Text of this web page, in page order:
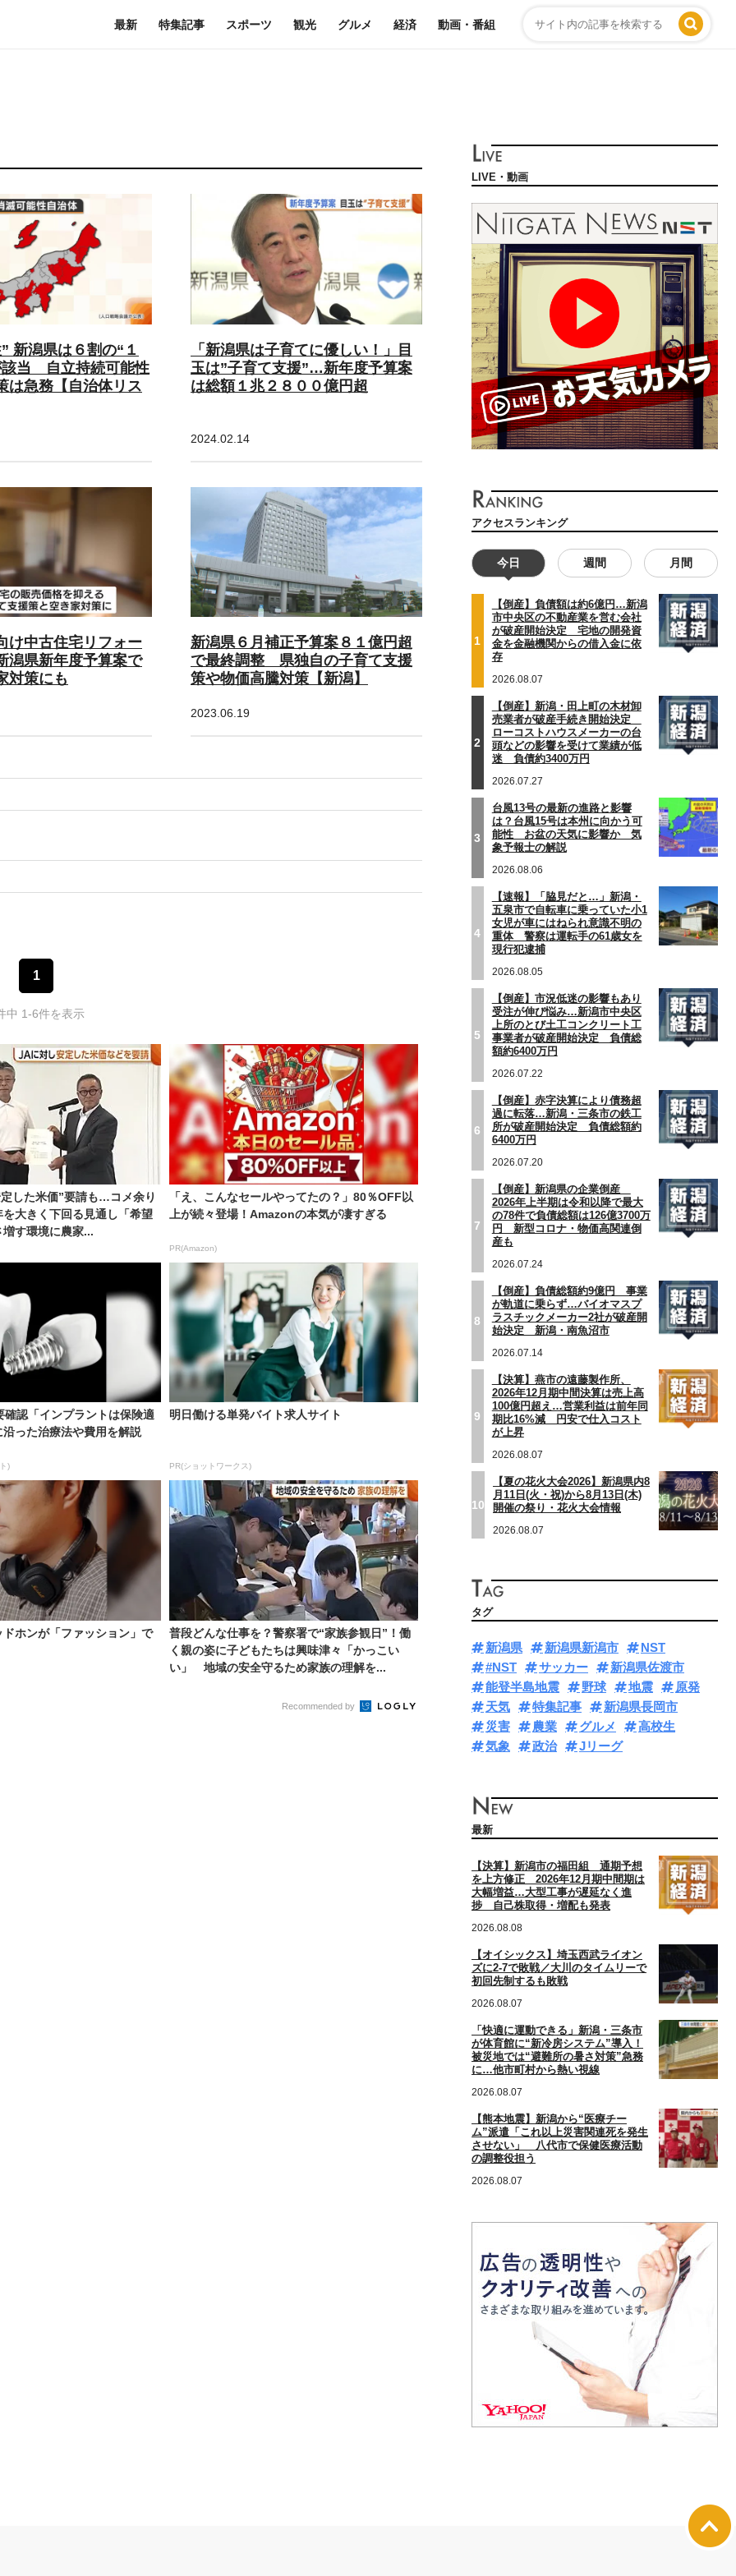
最新 特集記事 スポーツ 観光 グルメ 経済 動画・番組
新潟県は６割の“１
該当 自立持続可能性
は急務【自治体リス
「新潟県は子育てに優しい！」目
玉は”子育て支援”…新年度予算案
は総額１兆２８００億円超
2024.02.14
け中古住宅リフォー
県新年度予算案で
策にも
新潟県６月補正予算案８１億円超
で最終調整 県独自の子育て支援
策や物価高騰対策【新潟】
2023.06.19
1
中 1-6件を表示
した米価”要請も…コメ余り
を大きく下回る見通し「希望
す環境に農家...
「え、こんなセールやってたの？」80％OFF以
上が続々登場！Amazonの本気が凄すぎる
PR(Amazon)
確認「インプラントは保険適
った治療法や費用を解説
)
明日働ける単発バイト求人サイト
PR(ショットワークス)
ホンが「ファッション」で
普段どんな仕事を？警察署で“家族参観日”！働
く親の姿に子どもたちは興味津々「かっこい
い」 地域の安全守るため家族の理解を...
Recommended by
LIVE・動画
アクセスランキング
今日 週間 月間
1
【倒産】負債額は約6億円…新潟
市中央区の不動産業を営む会社
が破産開始決定 宅地の開発資
金を金融機関からの借入金に依
存
2026.08.07
2
【倒産】新潟・田上町の木材卸
売業者が破産手続き開始決定
ローコストハウスメーカーの台
頭などの影響を受けて業績が低
迷 負債約3400万円
2026.07.27
3
台風13号の最新の進路と影響
は？台風15号は本州に向かう可
能性 お盆の天気に影響か 気
象予報士の解説
2026.08.06
4
【速報】「脇見だと…」新潟・
五泉市で自転車に乗っていた小1
女児が車にはねられ意識不明の
重体 警察は運転手の61歳女を
現行犯逮捕
2026.08.05
5
【倒産】市況低迷の影響もあり
受注が伸び悩み…新潟市中央区
上所のとび土工コンクリート工
事業者が破産開始決定 負債総
額約6400万円
2026.07.22
6
【倒産】赤字決算により債務超
過に転落…新潟・三条市の鉄工
所が破産開始決定 負債総額約
6400万円
2026.07.20
7
【倒産】新潟県の企業倒産
2026年上半期は令和以降で最大
の78件で負債総額は126億3700万
円 新型コロナ・物価高関連倒
産も
2026.07.24
8
【倒産】負債総額約9億円 事業
が軌道に乗らず…バイオマスプ
ラスチックメーカー2社が破産開
始決定 新潟・南魚沼市
2026.07.14
9
【決算】燕市の遠藤製作所、
2026年12月期中間決算は売上高
100億円超え…営業利益は前年同
期比16%減 円安で仕入コスト
が上昇
2026.08.07
10
【夏の花火大会2026】新潟県内8
月11日(火・祝)から8月13日(木)
開催の祭り・花火大会情報
2026.08.07
タグ
新潟県 新潟県新潟市
NST
#NST
サッカー
新潟県佐渡市
能登半島地震
野球 地震
原発
天気
特集記事
新潟県長岡市
災害
農業 グルメ
高校生
気象
政治 Jリーグ
最新
【決算】新潟市の福田組 通期予想
を上方修正 2026年12月期中間期は
大幅増益…大型工事が遅延なく進
捗 自己株取得・増配も発表
2026.08.08
【オイシックス】埼玉西武ライオン
ズに2-7で敗戦／大川のタイムリーで
初回先制するも敗戦
2026.08.07
「快適に運動できる」新潟・三条市
が体育館に“新冷房システム”導入！
被災地では“避難所の暑さ対策”急務
に…他市町村から熱い視線
2026.08.07
【熊本地震】新潟から“医療チー
ム”派遣「これ以上災害関連死を発生
させない」 八代市で保健医療活動
の調整役担う
2026.08.07